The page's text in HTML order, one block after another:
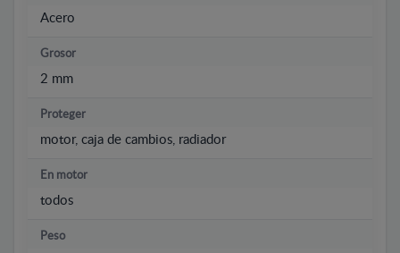
Acero
Grosor
2 mm
Proteger
motor, caja de cambios, radiador
En motor
todos
Peso